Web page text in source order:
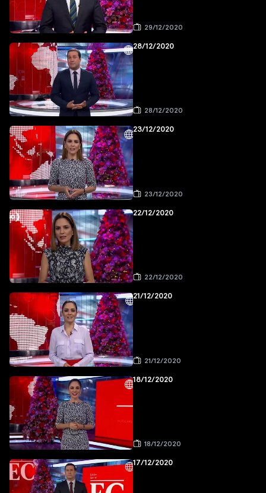
29/12/2020
28/12/2020
28/12/2020
23/12/2020
23/12/2020
22/12/2020
22/12/2020
21/12/2020
21/12/2020
18/12/2020
18/12/2020
17/12/2020